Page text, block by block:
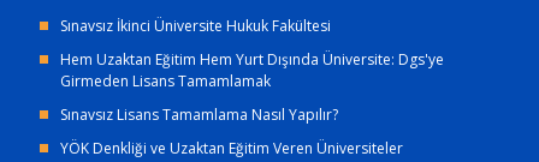
Sınavsız İkinci Üniversite Hukuk Fakültesi
Hem Uzaktan Eğitim Hem Yurt Dışında Üniversite: Dgs'ye
Girmeden Lisans Tamamlamak
Sınavsız Lisans Tamamlama Nasıl Yapılır?
YÖK Denkliği ve Uzaktan Eğitim Veren Üniversiteler